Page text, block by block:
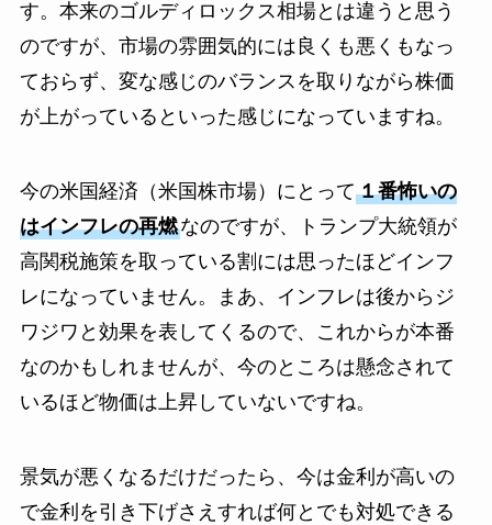
す。本来のゴルディロックス相場とは違うと思う
のですが、市場の雰囲気的には良くも悪くもなっ
ておらず、変な感じのバランスを取りながら株価
が上がっているといった感じになっていますね。
今の米国経済（米国株市場）にとって１番怖いの
はインフレの再燃なのですが、トランプ大統領が
高関税施策を取っている割には思ったほどインフ
レになっていません。まあ、インフレは後からジ
ワジワと効果を表してくるので、これからが本番
なのかもしれませんが、今のところは懸念されて
いるほど物価は上昇していないですね。
景気が悪くなるだけだったら、今は金利が高いの
で金利を引き下げさえすれば何とでも対処できる